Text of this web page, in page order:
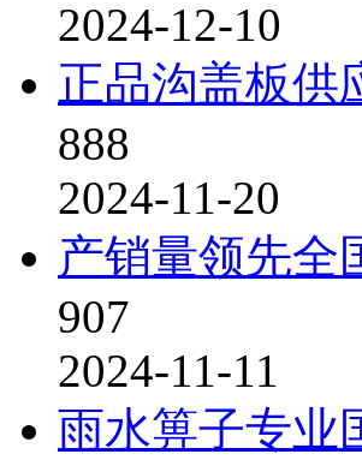
2024-12-10
正品沟盖板供
888
2024-11-20
产销量领先全
907
2024-11-11
雨水箅子专业